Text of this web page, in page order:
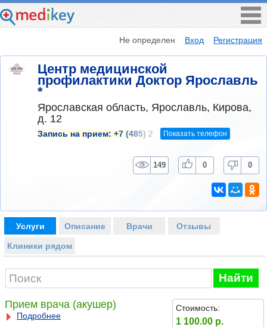
Не определен Вход Регистрация
Центр медицинской
профилактики Доктор Ярославль
*
Ярославская область, Ярославль, Кирова,
д. 12
Запись на прием: +7 (485) 2 Показать телефон
149 0 0
Услуги Описание Врачи Отзывы
Клиники рядом
Найти
Прием врача (акушер)
Подробнее
Стоимость:
1 100.00 р.